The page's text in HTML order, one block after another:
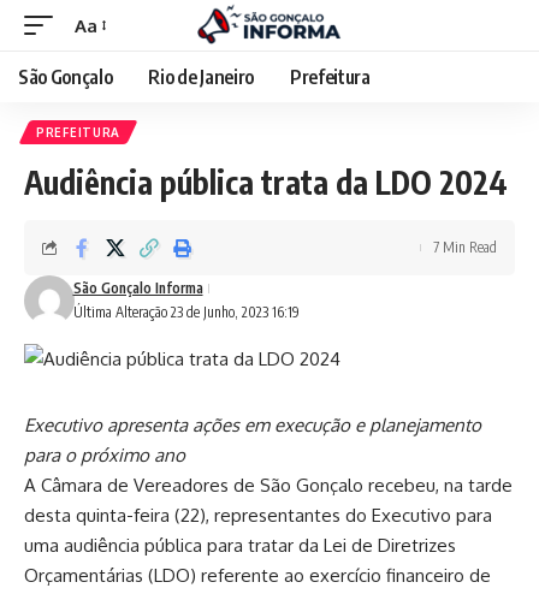
Aa
São Gonçalo Rio de Janeiro Prefeitura
PREFEITURA
Audiência pública trata da LDO 2024
Última Alteração 23 de Junho, 2023 16:19
São Gonçalo Informa
7 Min Read
Executivo apresenta ações em execução e planejamento
para o próximo ano
A Câmara de Vereadores de São Gonçalo recebeu, na tarde
desta quinta-feira (22), representantes do Executivo para
uma audiência pública para tratar da Lei de Diretrizes
Orçamentárias (LDO) referente ao exercício financeiro de